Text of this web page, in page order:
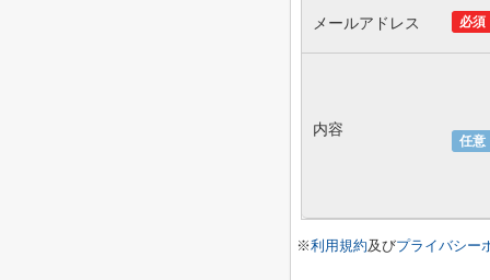
必須
メールアドレス
任意
内容
※利用規約及びプライバシー